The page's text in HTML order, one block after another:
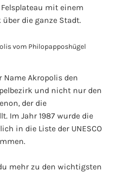
mit einem
die ganze Stadt.
Name Akropolis den
und nicht nur den
der die
Im Jahr 1987 wurde die
in die Liste der UNESCO
mehr zu den wichtigsten